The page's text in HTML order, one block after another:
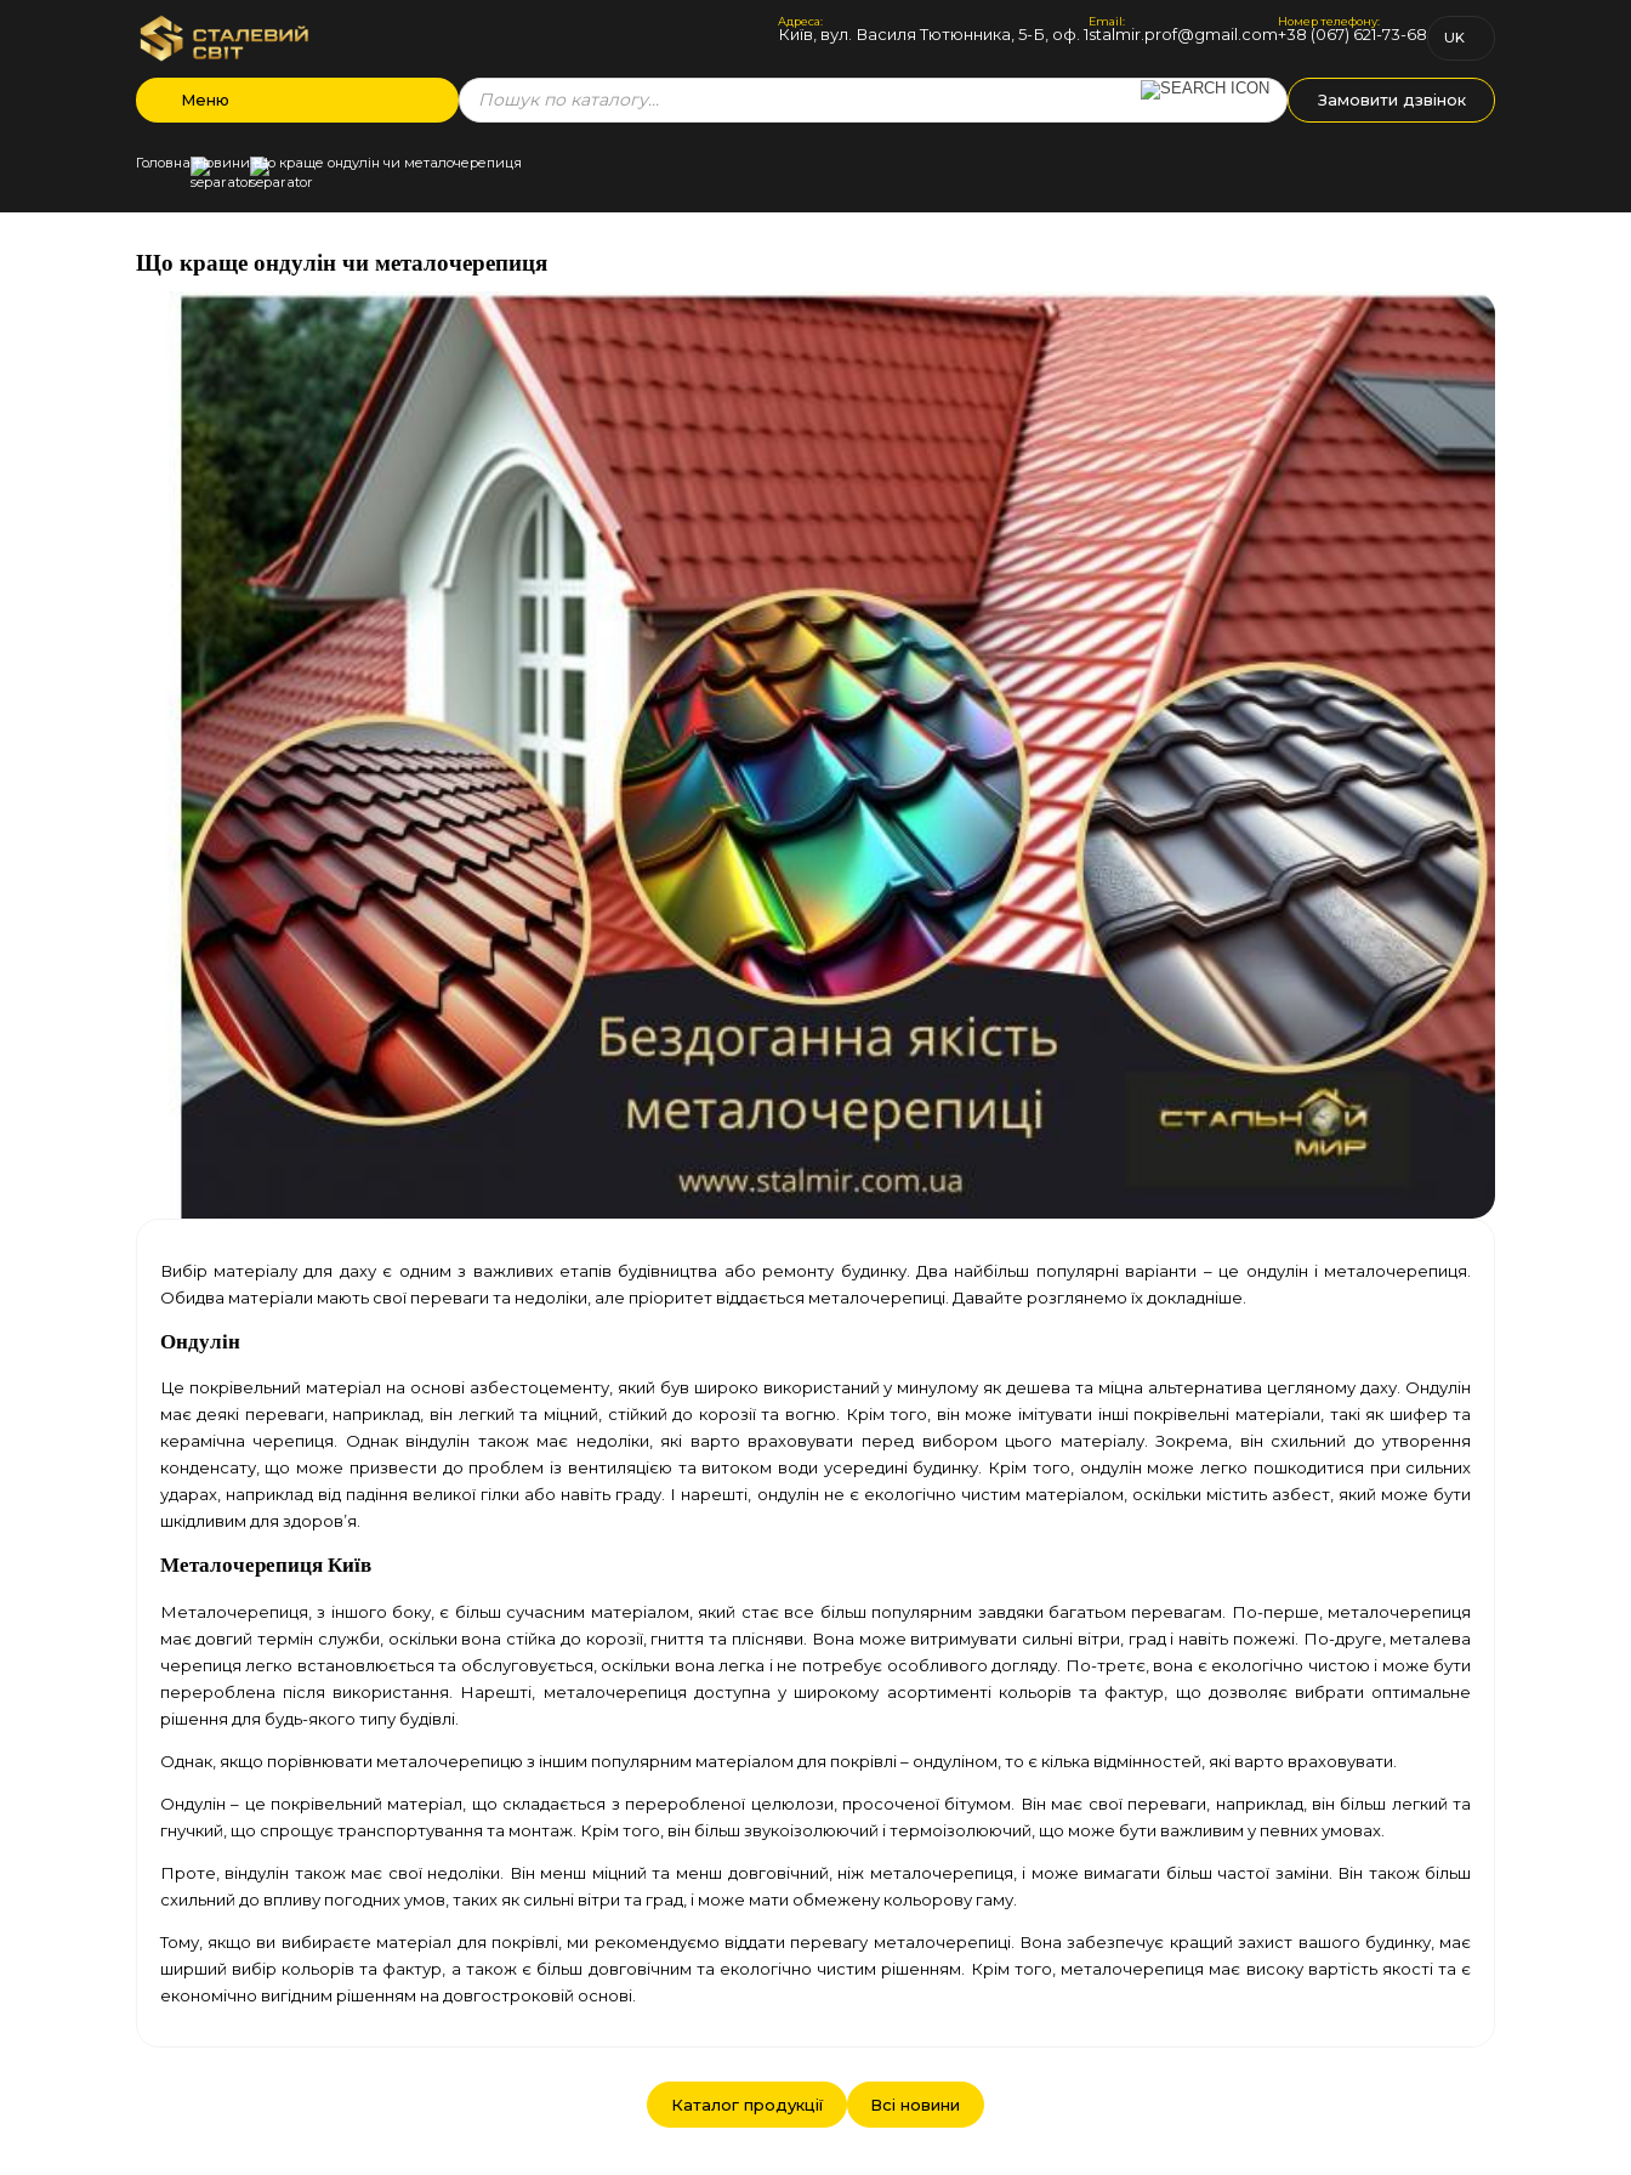
Адреса:
Київ, вул. Василя Тютюнника, 5-Б, оф. 1
Email:
stalmir.prof@gmail.com
Номер телефону:
+38 (067) 621-73-68
UK
Меню
Products
search
Замовити дзвінок
Головна Новини Що краще ондулін чи металочерепиця
Що краще ондулін чи металочерепиця
Вибір матеріалу для даху є одним з важливих етапів будівництва або ремонту будинку. Два найбільш популярні варіанти – це ондулін і металочерепиця.
Обидва матеріали мають свої переваги та недоліки, але пріоритет віддається металочерепиці. Давайте розглянемо їх докладніше.
Ондулін
Це покрівельний матеріал на основі азбестоцементу, який був широко використаний у минулому як дешева та міцна альтернатива цегляному даху. Ондулін
має деякі переваги, наприклад, він легкий та міцний, стійкий до корозії та вогню. Крім того, він може імітувати інші покрівельні матеріали, такі як шифер та
керамічна черепиця. Однак віндулін також має недоліки, які варто враховувати перед вибором цього матеріалу. Зокрема, він схильний до утворення
конденсату, що може призвести до проблем із вентиляцією та витоком води усередині будинку. Крім того, ондулін може легко пошкодитися при сильних
ударах, наприклад від падіння великої гілки або навіть граду. І нарешті, ондулін не є екологічно чистим матеріалом, оскільки містить азбест, який може бути
шкідливим для здоров’я.
Металочерепиця Київ
Металочерепиця, з іншого боку, є більш сучасним матеріалом, який стає все більш популярним завдяки багатьом перевагам. По-перше, металочерепиця
має довгий термін служби, оскільки вона стійка до корозії, гниття та плісняви. Вона може витримувати сильні вітри, град і навіть пожежі. По-друге, металева
черепиця легко встановлюється та обслуговується, оскільки вона легка і не потребує особливого догляду. По-третє, вона є екологічно чистою і може бути
перероблена після використання. Нарешті, металочерепиця доступна у широкому асортименті кольорів та фактур, що дозволяє вибрати оптимальне
рішення для будь-якого типу будівлі.
Однак, якщо порівнювати металочерепицю з іншим популярним матеріалом для покрівлі – ондуліном, то є кілька відмінностей, які варто враховувати.
Ондулін – це покрівельний матеріал, що складається з переробленої целюлози, просоченої бітумом. Він має свої переваги, наприклад, він більш легкий та
гнучкий, що спрощує транспортування та монтаж. Крім того, він більш звукоізолюючий і термоізолюючий, що може бути важливим у певних умовах.
Проте, віндулін також має свої недоліки. Він менш міцний та менш довговічний, ніж металочерепиця, і може вимагати більш частої заміни. Він також більш
схильний до впливу погодних умов, таких як сильні вітри та град, і може мати обмежену кольорову гаму.
Тому, якщо ви вибираєте матеріал для покрівлі, ми рекомендуємо віддати перевагу металочерепиці. Вона забезпечує кращий захист вашого будинку, має
ширший вибір кольорів та фактур, а також є більш довговічним та екологічно чистим рішенням. Крім того, металочерепиця має високу вартість якості та є
економічно вигідним рішенням на довгостроковій основі.
Каталог продукції Всі новини